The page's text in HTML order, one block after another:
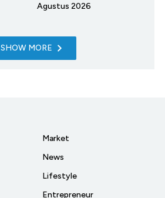
Agustus 2026
SHOW MORE
Market
News
Lifestyle
Entrepreneur